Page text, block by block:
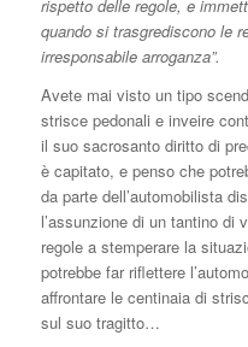
rispetto delle regole, e
quando si trasgrediscono le
irresponsabile arroganza”.
Avete mai visto un tipo
strisce pedonali e inveire
il suo sacrosanto diritto di
è capitato, e penso che
da parte dell’automobilista
l’assunzione di un tantino di
regole a stemperare la
potrebbe far riflettere
affrontare le centinaia di
sul suo tragitto…